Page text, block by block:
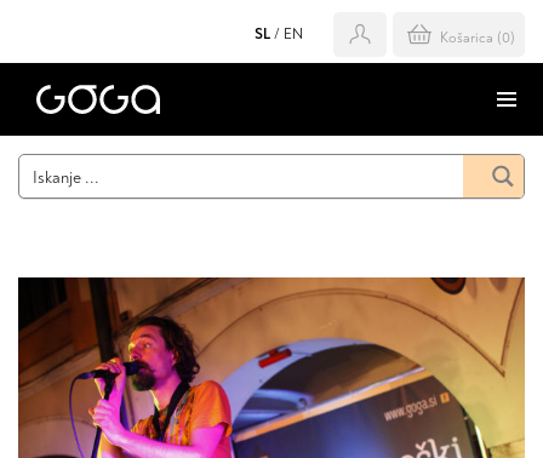
SL / EN Košarica (0)